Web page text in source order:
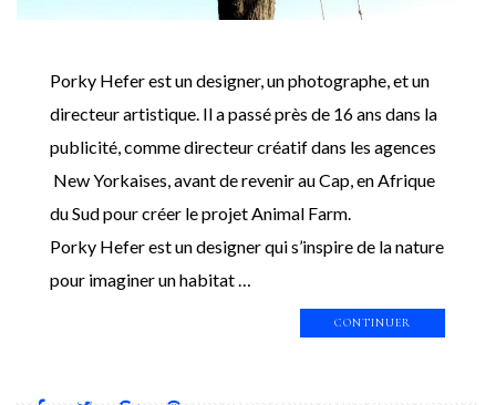
Porky Hefer est un designer, un photographe, et un
directeur artistique. Il a passé près de 16 ans dans la
publicité, comme directeur créatif dans les agences
New Yorkaises, avant de revenir au Cap, en Afrique
du Sud pour créer le projet Animal Farm.
Porky Hefer est un designer qui s’inspire de la nature
pour imaginer un habitat …
CONTINUER